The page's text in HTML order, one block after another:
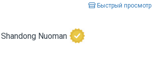
Быстрый просмотр
Shandong Nuoman